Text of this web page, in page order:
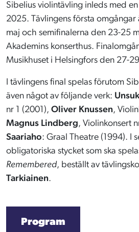
Sibelius violintävling inleds med
2025. Tävlingens första omgångar
maj och semifinalerna den 23-25
Akademins konserthus.
Musikhuset i Helsingfors den 27-
I tävlingens final spelas förutom
även något av följande verk:
nr 1 (2001), Oliver Knussen,
Magnus Lindberg, Violinkonsert
Saariaho: Graal Theatre (1994). I
obligatoriska stycket som ska
Remembered, beställt av
Tarkiainen.
Program